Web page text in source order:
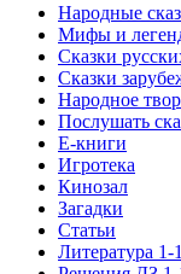
Народные
Мифы и
Сказки
Сказки
Народное
Послушать
Е-книги
Игротека
Кинозал
Загадки
Статьи
Литература 1-